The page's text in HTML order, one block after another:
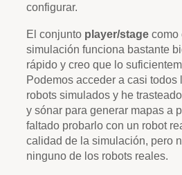
configurar.
El conjunto player/stage como
simulación funciona bastante
rápido y creo que lo
Podemos acceder a casi todos
robots simulados y he
y sónar para generar mapas a
faltado probarlo con un robot
calidad de la simulación, pero
ninguno de los robots reales.